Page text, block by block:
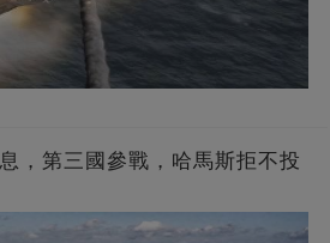
，第三國參戰，哈馬斯拒不投